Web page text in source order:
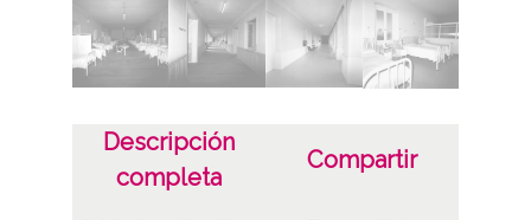
C
Fecha
19680826
1968, agosto, 26
Descripción
completa
Compartir